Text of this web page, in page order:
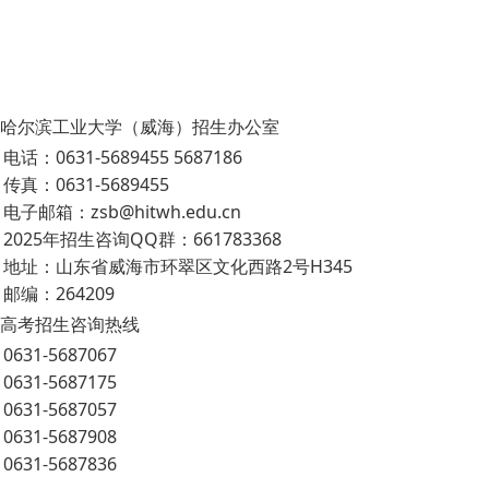
哈尔滨工业大学（威海）招生办公室
电话：0631-5689455 5687186
传真：0631-5689455
电子邮箱：zsb@hitwh.edu.cn
2025年招生咨询QQ群：661783368
地址：山东省威海市环翠区文化西路2号H345
邮编：264209
高考招生咨询热线
0631-5687067
0631-5687175
0631-5687057
0631-5687908
0631-5687836